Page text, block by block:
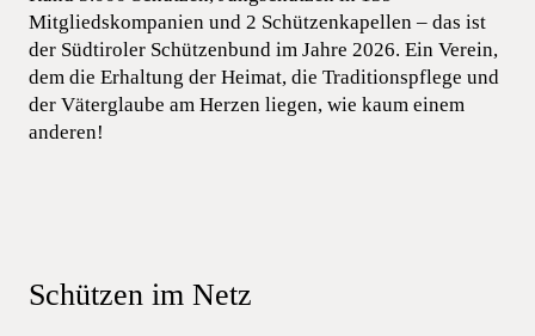
Mitgliedskompanien und 2 Schützenkapellen – das ist
der Südtiroler Schützenbund im Jahre 2026. Ein Verein,
dem die Erhaltung der Heimat, die Traditionspflege und
der Väterglaube am Herzen liegen, wie kaum einem
anderen!
Schützen im Netz